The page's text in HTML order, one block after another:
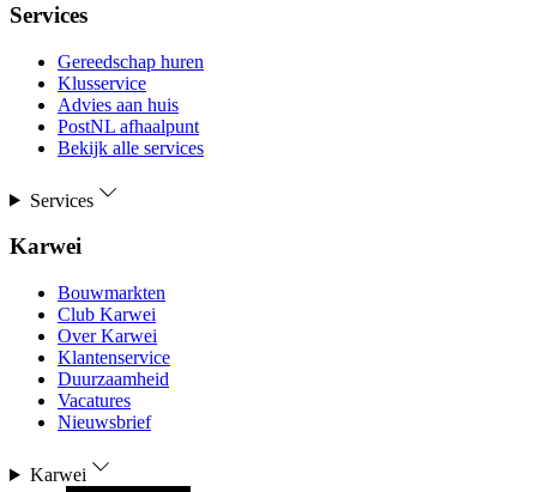
Services
Gereedschap huren
Klusservice
Advies aan huis
PostNL afhaalpunt
Bekijk alle services
Services
Karwei
Bouwmarkten
Club Karwei
Over Karwei
Klantenservice
Duurzaamheid
Vacatures
Nieuwsbrief
Karwei